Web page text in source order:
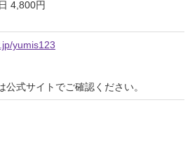
4,800円
yumis123
式サイトでご確認ください。